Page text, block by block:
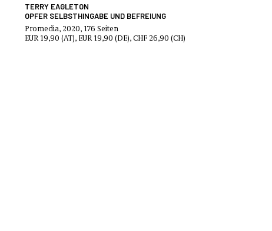
TERRY EAGLETON
OPFER SELBSTHINGABE UND BEFREIUNG
Promedia, 2020, 176 Seiten
EUR 19,90 (AT), EUR 19,90 (DE), CHF 26,90 (CH)